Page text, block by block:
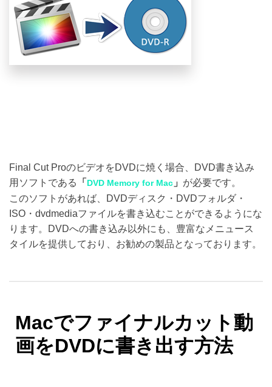
Final Cut ProのビデオをDVDに焼く場合、DVD書き込み
用ソフトである
「 DVD Memory for Mac 」 が必要です。
このソフトがあれば、DVDディスク・DVDフォルダ・
ISO・dvdmediaファイルを書き込むことができるようにな
ります。DVDへの書き込み以外にも、豊富なメニュース
タイルを提供しており、お勧めの製品となっております。
Macでファイナルカット動
画をDVDに書き出す方法